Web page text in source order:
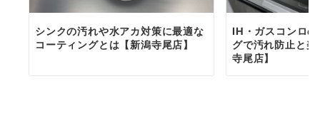
シンクの汚れや水アカ対策に最適な
コーティングとは【新潟寺尾店】
IH・ガスコンロ
グで汚れ防止と
寺尾店】